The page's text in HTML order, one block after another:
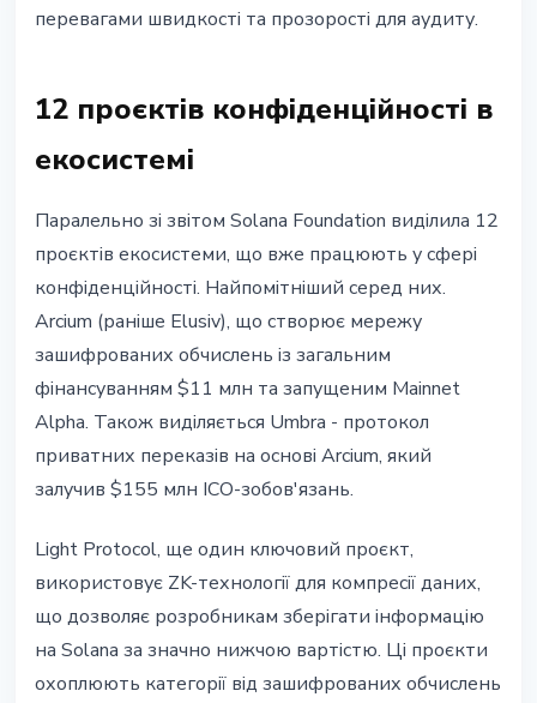
перевагами швидкості та прозорості для аудиту.
12 проєктів конфіденційності в
екосистемі
Паралельно зі звітом Solana Foundation виділила 12
проєктів екосистеми, що вже працюють у сфері
конфіденційності. Найпомітніший серед них.
Arcium (раніше Elusiv), що створює мережу
зашифрованих обчислень із загальним
фінансуванням $11 млн та запущеним Mainnet
Alpha. Також виділяється Umbra - протокол
приватних переказів на основі Arcium, який
залучив $155 млн ICO-зобов'язань.
Light Protocol, ще один ключовий проєкт,
використовує ZK-технології для компресії даних,
що дозволяє розробникам зберігати інформацію
на Solana за значно нижчою вартістю. Ці проєкти
охоплюють категорії від зашифрованих обчислень